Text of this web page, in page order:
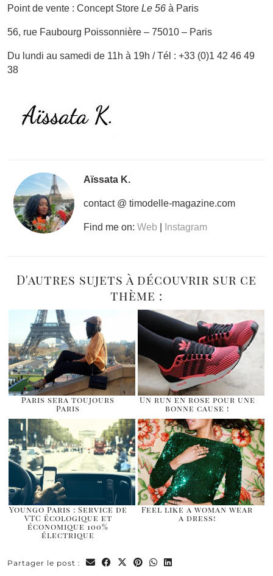
Point de vente : Concept Store Le 56 à Paris
56, rue Faubourg Poissonnière – 75010 – Paris
Du lundi au samedi de 11h à 19h / Tél : +33 (0)1 42 46 49
38
Aïssata K.
contact @ timodelle-magazine.com
Find me on: Web Instagram
D'autres sujets à découvrir sur ce
thème :
Paris sera toujours
Paris
Un run en rose pour une
bonne cause !
Youngo Paris : Service de
VTC écologique et
économique 100%
électrique
Feel like a woman wear
a dress!
Partager le post :